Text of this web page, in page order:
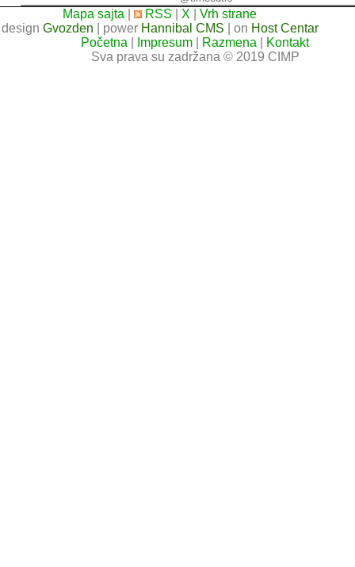
Mapa sajta | RSS X |Vrh strane
design Gvozden | power Hannibal CMS | on Host Centar
Početna
Impresum Razmena
Kontakt
Sva prava su zadržana © 2019 CIMP